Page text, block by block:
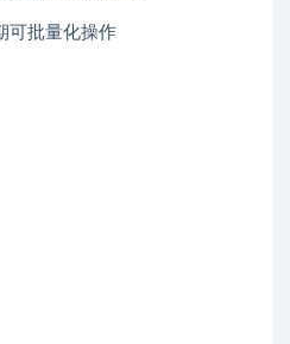
可批量化操作